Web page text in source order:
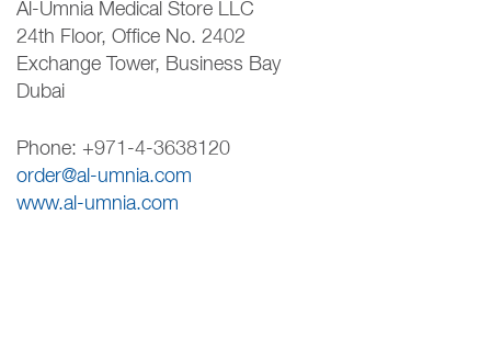
Al-Umnia Medical Store LLC
24th Floor, Office No. 2402
Exchange Tower, Business Bay
Dubai
Phone: +971-4-3638120
order@al-umnia.com
www.al-umnia.com